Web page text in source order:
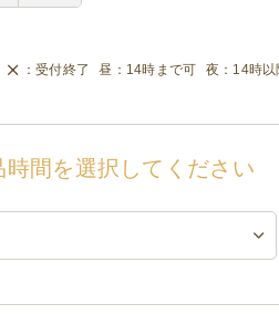
受付終了 14時まで可 14時以
時間を選択してください